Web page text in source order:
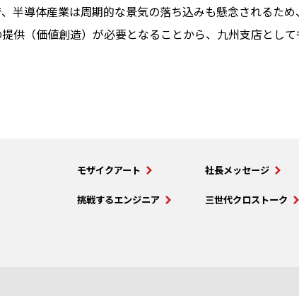
半導体産業は周期的な景気の落ち込みも懸念されるた
提供（価値創造）が必要となることから、九州支店とし
モザイクアート 社長メッセージ
挑戦するエンジニア 三世代クロストーク